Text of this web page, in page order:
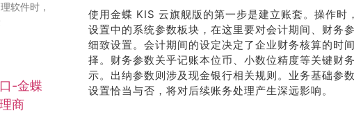
软件时，
-金蝶
商
使用金蝶 KIS 云旗舰版的第一步是建立账套。操作时
设置中的系统参数板块，在这里要对会计期间、财务
细致设置。会计期间的设定决定了企业财务核算的时
择。财务参数关乎记账本位币、小数位精度等关键财
示。出纳参数则涉及现金银行相关规则。业务基础参
设置恰当与否，将对后续账务处理产生深远影响。